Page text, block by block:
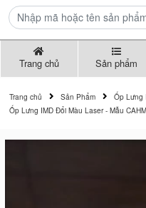
Trang chủ Sản phẩm
Trang chủ Sản Phẩm
Ốp Lưng
Ốp Lưng IMD Đổi Màu Laser - Mẫu